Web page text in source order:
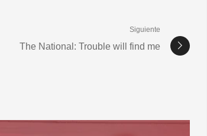
Siguiente
The National: Trouble will find me